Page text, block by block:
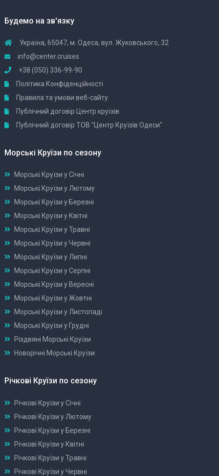
Будемо на зв'язку
Україна, 65047, м. Одеса, вул. Жуковського, 32
info@center.cruises
+38 (050) 336-99-90
Політика Конфіденційності
Правила та умови веб-сайту
Публічний договір Центр круїзів
Публічний договір ТОВ "Центр Круїзів Одеси"
Морські Круїзи по сезону
Морські Круїзи у Січні
Морські Круїзи у Лютому
Морські Круїзи у Березні
Морські Круїзи у Квітні
Морські Круїзи у Травні
Морські Круїзи у Червні
Морські Круїзи у Липні
Морські Круїзи у Серпні
Морські Круїзи у Вересні
Морські Круїзи у Жовтні
Морські Круїзи у Листопаді
Морські Круїзи у Грудні
Різдвяні Морські Круїзи
Новорічні Морські Круїзи
Річкові Круїзи по сезону
Річкові Круїзи у Січні
Річкові Круїзи у Лютому
Річкові Круїзи у Березні
Річкові Круїзи у Квітні
Річкові Круїзи у Травні
Річкові Круїзи у Червні